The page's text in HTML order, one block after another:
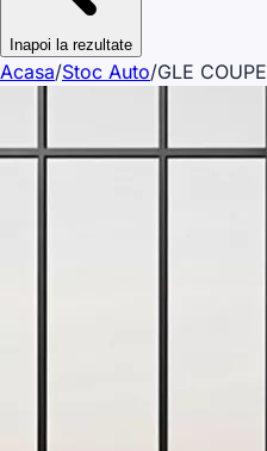
Inapoi la rezultate
Acasa/Stoc Auto/GLE COUPE